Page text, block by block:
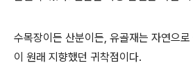
수목장이든 산분이든, 유골재는 자연으
이 원래 지향했던 귀착점이다.